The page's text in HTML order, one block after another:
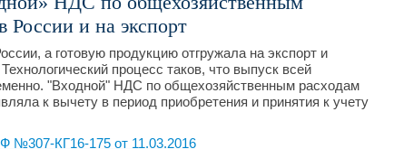
России и на экспорт
а готовую продукцию отгружала на экспорт и
процесс таков, что выпуск всей
"Входной" НДС по общехозяйственным расходам
к вычету в период приобретения и принятия к учету
№307-КГ16-175 от 11.03.2016